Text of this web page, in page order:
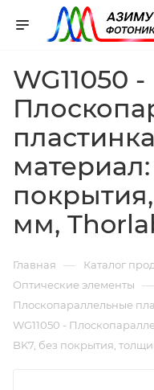
WG11050 -
мм,
Главная — Каталог
Оптические элементы —
Плоскопараллельные
WG11050 -
BK7, без покрытия,